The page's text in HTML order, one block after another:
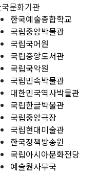
문화기관
한국예술종합학교
국립중앙박물관
국립국어원
국립중앙도서관
국립국악원
국립민속박물관
대한민국역사박물관
국립한글박물관
국립중앙극장
국립현대미술관
한국정책방송원
국립아시아문화전당
예술원사무국